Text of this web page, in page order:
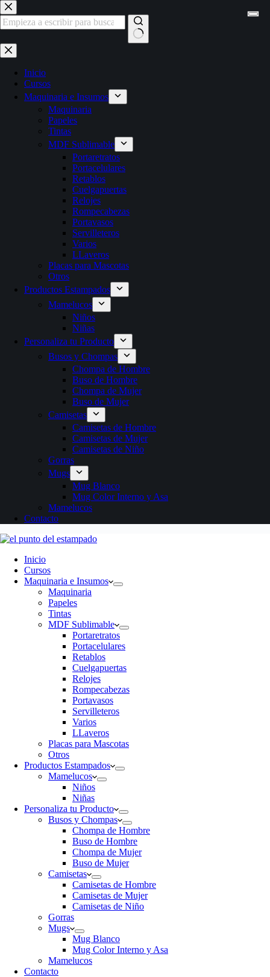
Saltar
al
contenido
Sin
resultados
Inicio
Cursos
Maquinaria e Insumos
Maquinaria
Papeles
Tintas
MDF Sublimable
Portaretratos
Portacelulares
Retablos
Cuelgapuertas
Relojes
Rompecabezas
Portavasos
Servilleteros
Varios
LLaveros
Placas para Mascotas
Otros
Productos Estampados
Mamelucos
Niños
Niñas
Personaliza tu Producto
Busos y Chompas
Chompa de Hombre
Buso de Hombre
Chompa de Mujer
Buso de Mujer
Camisetas
Camisetas de Hombre
Camisetas de Mujer
Camisetas de Niño
Gorras
Mugs
Mug Blanco
Mug Color Interno y Asa
Mamelucos
Contacto
Inicio
Cursos
Maquinaria e Insumos
Maquinaria
Papeles
Tintas
MDF Sublimable
Portaretratos
Portacelulares
Retablos
Cuelgapuertas
Relojes
Rompecabezas
Portavasos
Servilleteros
Varios
LLaveros
Placas para Mascotas
Otros
Productos Estampados
Mamelucos
Niños
Niñas
Personaliza tu Producto
Busos y Chompas
Chompa de Hombre
Buso de Hombre
Chompa de Mujer
Buso de Mujer
Camisetas
Camisetas de Hombre
Camisetas de Mujer
Camisetas de Niño
Gorras
Mugs
Mug Blanco
Mug Color Interno y Asa
Mamelucos
Contacto